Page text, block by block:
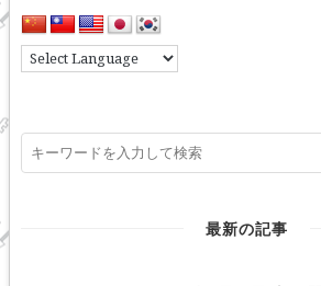
最新の記事